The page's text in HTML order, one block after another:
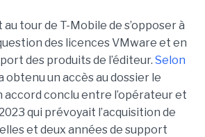
au tour de T-Mobile de s’opposer à
des licences VMware et en
des produits de l’éditeur. Selon
obtenu un accès au dossier le
accord conclu entre l’opérateur et
qui prévoyait l’acquisition de
et deux années de support